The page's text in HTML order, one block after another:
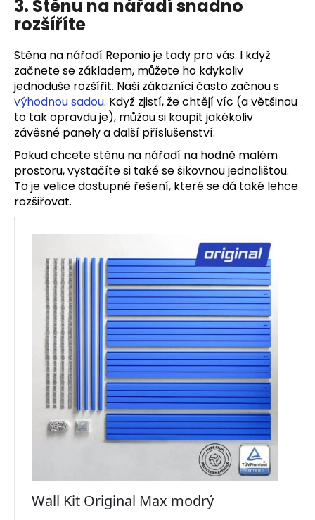
3. Stěnu na nářadí snadno
rozšíříte
Stěna na nářadí Reponio je tady pro vás. I když
začnete se základem, můžete ho kdykoliv
jednoduše rozšířit. Naši zákazníci často začnou s
výhodnou sadou. Když zjistí, že chtějí víc (a většinou
to tak opravdu je), můžou si koupit jakékoliv
závěsné panely a další příslušenství.
Pokud chcete stěnu na nářadí na hodně malém
prostoru, vystačíte si také se šikovnou jednolištou.
To je velice dostupné řešení, které se dá také lehce
rozšiřovat.